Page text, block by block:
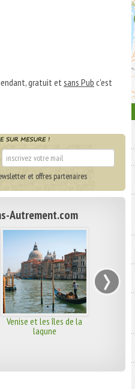
gratuit etsans Pub c'est
et offres partenaires
Autrement.com
Venise et les îles de la
lagune
›